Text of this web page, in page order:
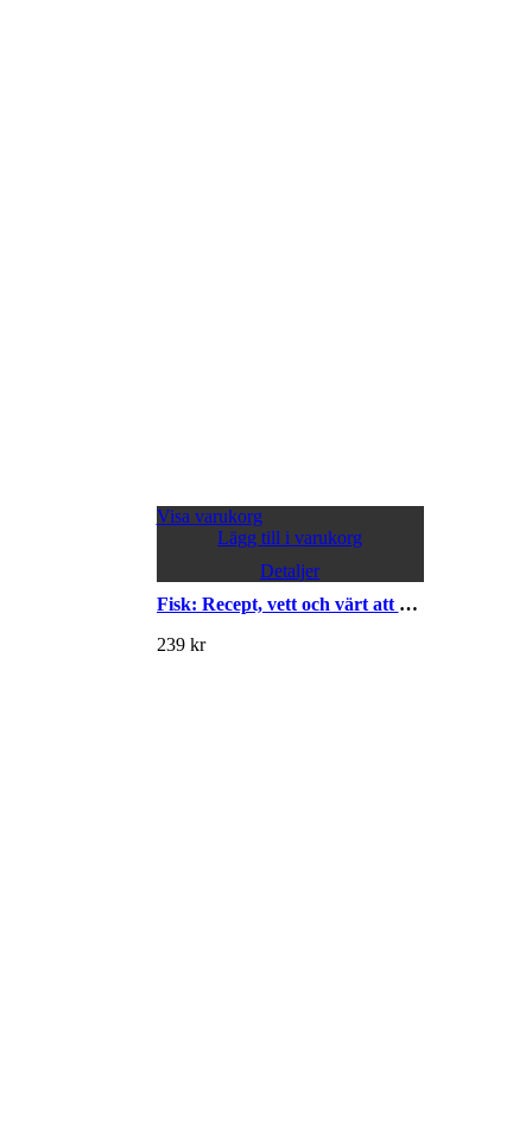
Visa varukorg
Lägg till i varukorg
Detaljer
Fisk: Recept, vett och värt att veta
239 kr